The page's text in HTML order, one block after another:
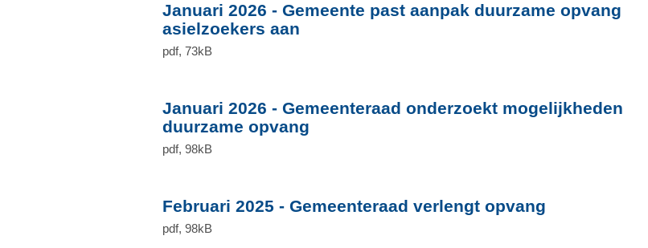
Januari 2026 - Gemeente past aanpak duurzame opvang
asielzoekers aan
pdf, 73kB
Januari 2026 - Gemeenteraad onderzoekt mogelijkheden
duurzame opvang
pdf, 98kB
Februari 2025 - Gemeenteraad verlengt opvang
pdf, 98kB